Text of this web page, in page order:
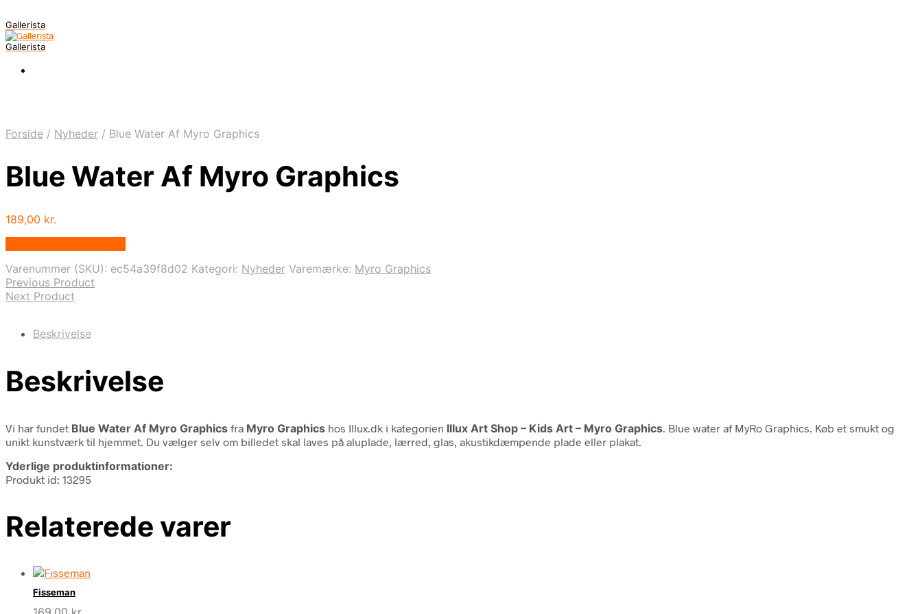
Gallerista
Gallerista
Forside / Nyheder / Blue Water Af Myro Graphics
Blue Water Af Myro Graphics
189,00 kr.
Varenummer (SKU): ec54a39f8d02 Kategori: Nyheder Varemærke: Myro Graphics
Previous Product
Next Product
Beskrivelse
Beskrivelse
Vi har fundet Blue Water Af Myro Graphics fra Myro Graphics hos Illux.dk i kategorien Illux Art Shop – Kids Art – Myro Graphics . Blue water af MyRo Graphics. Køb et smukt og
unikt kunstværk til hjemmet. Du vælger selv om billedet skal laves på aluplade, lærred, glas, akustikdæmpende plade eller plakat.
Yderlige produktinformationer:
Produkt id: 13295
Relaterede varer
Fisseman